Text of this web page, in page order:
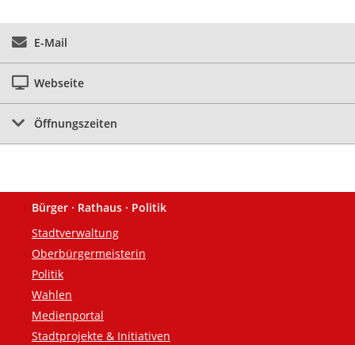
E-Mail
Webseite
Öffnungszeiten
Fußzeile
Bürger · Rathaus · Politik
Stadtverwaltung
Oberbürgermeisterin
Politik
Wahlen
Medienportal
Stadtprojekte & Initiativen